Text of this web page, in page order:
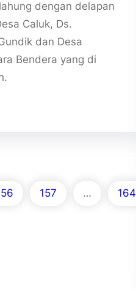
dengan delapan
Caluk, Ds.
dan Desa
Bendera yang di
157 … 164